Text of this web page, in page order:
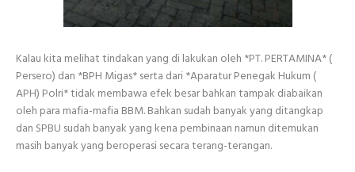
Kalau kita melihat tindakan yang di lakukan oleh *PT. PERTAMINA* (
Persero) dan *BPH Migas* serta dari *Aparatur Penegak Hukum (
APH) Polri* tidak membawa efek besar bahkan tampak diabaikan
oleh para mafia-mafia BBM. Bahkan sudah banyak yang ditangkap
dan SPBU sudah banyak yang kena pembinaan namun ditemukan
masih banyak yang beroperasi secara terang-terangan.